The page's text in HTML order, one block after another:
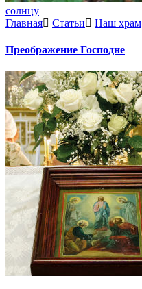
солнцу
Главная
Статьи Наш храм
Преображение Господне